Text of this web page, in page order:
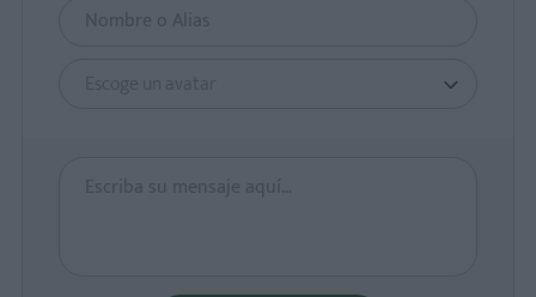
Escoge un avatar